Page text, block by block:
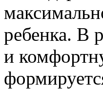
ребенка. В
и